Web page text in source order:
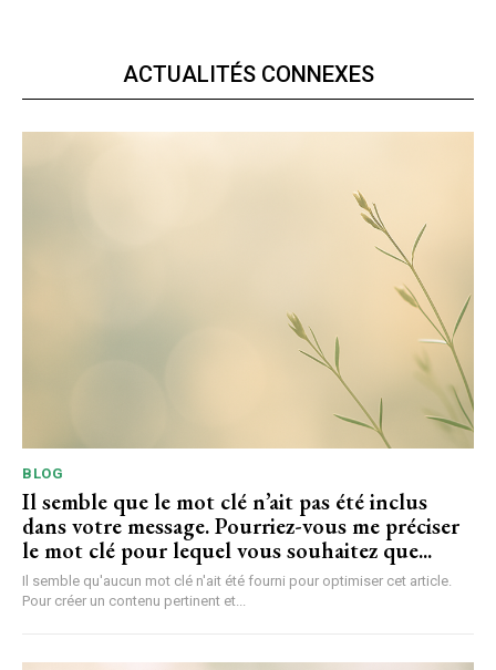
ACTUALITÉS CONNEXES
BLOG
Il semble que le mot clé n’ait pas été inclus
dans votre message. Pourriez-vous me préciser
le mot clé pour lequel vous souhaitez que...
Il semble qu'aucun mot clé n'ait été fourni pour optimiser cet article.
Pour créer un contenu pertinent et...